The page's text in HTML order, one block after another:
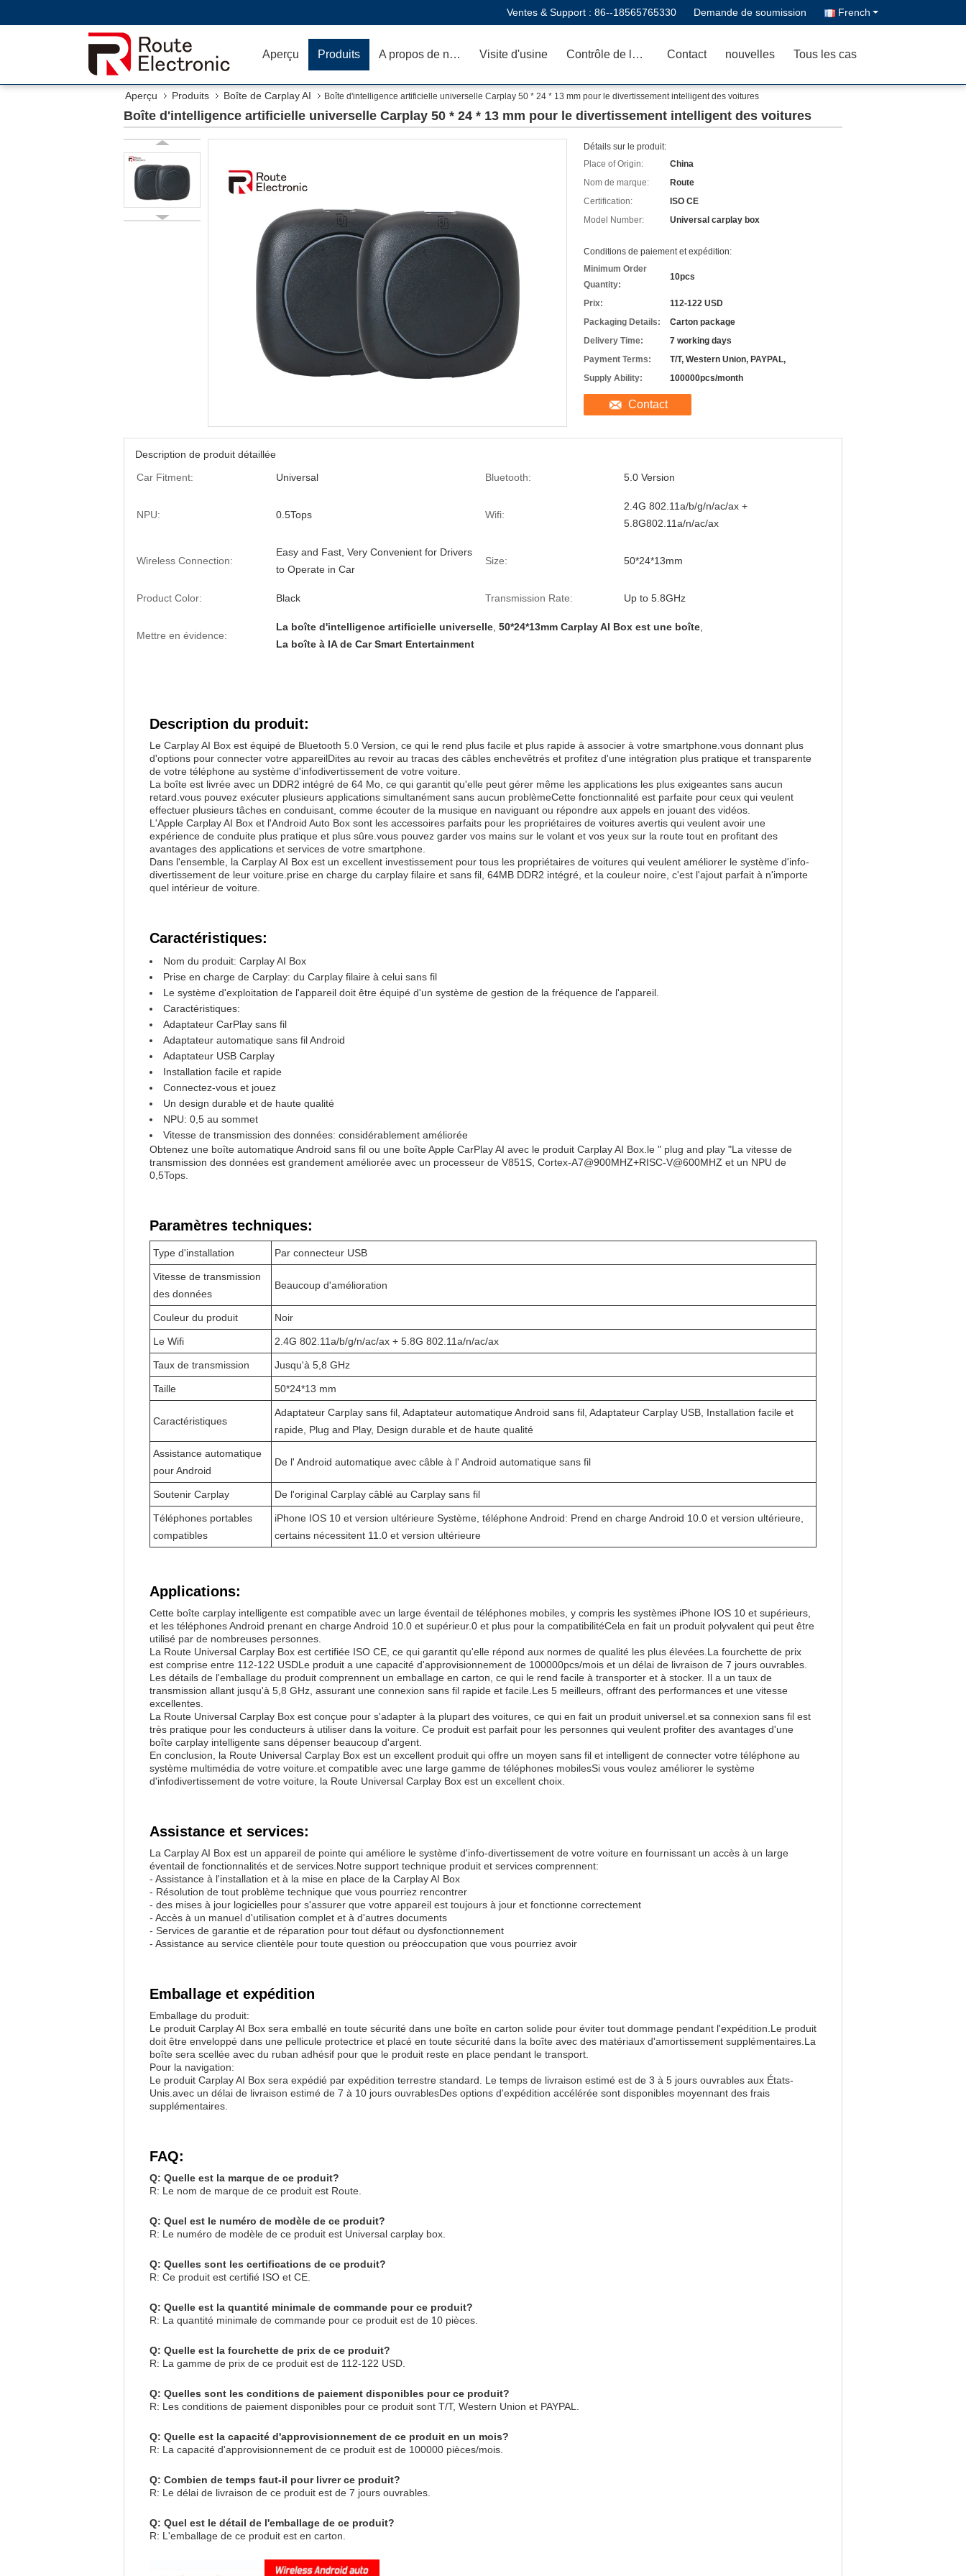
Ventes & Support : 86--18565765330 Demande de soumission French
Aperçu Produits A propos de nous Visite d'usine Contrôle de la qualité Contact nouvelles Tous les cas
Aperçu Produits Boîte de Carplay AI Boîte d'intelligence artificielle universelle Carplay 50 * 24 * 13 mm pour le divertissement intelligent des voitures
Boîte d'intelligence artificielle universelle Carplay 50 * 24 * 13 mm pour le divertissement intelligent des voitures
Détails sur le produit:
Place of Origin:
China
Nom de marque:
Route
Certification:
ISO CE
Model Number:
Universal carplay box
Conditions de paiement et expédition:
Minimum Order
Quantity:
10pcs
Prix:
112-122 USD
Packaging Details:
Carton package
Delivery Time:
7 working days
Payment Terms:
T/T, Western Union, PAYPAL,
Supply Ability:
100000pcs/month
Contact
Description de produit détaillée
Car Fitment:
Universal Bluetooth: 5.0 Version
NPU: 0.5Tops Wifi:
2.4G 802.11a/b/g/n/ac/ax +
5.8G802.11a/n/ac/ax
Wireless Connection:
Easy and Fast, Very Convenient for Drivers
to Operate in Car
Size: 50*24*13mm
Product Color: Black Transmission Rate: Up to 5.8GHz
Mettre en évidence:
La boîte d'intelligence artificielle universelle 50*24*13mm Carplay AI Box est une boîte
La boîte à IA de Car Smart Entertainment
Description du produit:
Le Carplay AI Box est équipé de Bluetooth 5.0 Version, ce qui le rend plus facile et plus rapide à associer à votre smartphone.vous donnant plus
d'options pour connecter votre appareilDites au revoir au tracas des câbles enchevêtrés et profitez d'une intégration plus pratique et transparente
de votre téléphone au système d'infodivertissement de votre voiture.
La boîte est livrée avec un DDR2 intégré de 64 Mo, ce qui garantit qu'elle peut gérer même les applications les plus exigeantes sans aucun
retard.vous pouvez exécuter plusieurs applications simultanément sans aucun problèmeCette fonctionnalité est parfaite pour ceux qui veulent
effectuer plusieurs tâches en conduisant, comme écouter de la musique en naviguant ou répondre aux appels en jouant des vidéos.
L'Apple Carplay AI Box et l'Android Auto Box sont les accessoires parfaits pour les propriétaires de voitures avertis qui veulent avoir une
expérience de conduite plus pratique et plus sûre.vous pouvez garder vos mains sur le volant et vos yeux sur la route tout en profitant des
avantages des applications et services de votre smartphone.
Dans l'ensemble, la Carplay AI Box est un excellent investissement pour tous les propriétaires de voitures qui veulent améliorer le système d'info-
divertissement de leur voiture.prise en charge du carplay filaire et sans fil, 64MB DDR2 intégré, et la couleur noire, c'est l'ajout parfait à n'importe
quel intérieur de voiture.
Caractéristiques:
Nom du produit: Carplay AI Box
Prise en charge de Carplay: du Carplay filaire à celui sans fil
Le système d'exploitation de l'appareil doit être équipé d'un système de gestion de la fréquence de l'appareil.
Caractéristiques:
Adaptateur CarPlay sans fil
Adaptateur automatique sans fil Android
Adaptateur USB Carplay
Installation facile et rapide
Connectez-vous et jouez
Un design durable et de haute qualité
NPU: 0,5 au sommet
Vitesse de transmission des données: considérablement améliorée
Obtenez une boîte automatique Android sans fil ou une boîte Apple CarPlay AI avec le produit Carplay AI Box.le " plug and play "La vitesse de
transmission des données est grandement améliorée avec un processeur de V851S, Cortex-A7@900MHZ+RISC-V@600MHZ et un NPU de
0,5Tops.
Paramètres techniques:
Type d'installation Par connecteur USB
Vitesse de transmission
des données
Beaucoup d'amélioration
Couleur du produit Noir
Le Wifi 2.4G 802.11a/b/g/n/ac/ax + 5.8G 802.11a/n/ac/ax
Taux de transmission Jusqu'à 5,8 GHz
Taille 50*24*13 mm
Caractéristiques
Adaptateur Carplay sans fil, Adaptateur automatique Android sans fil, Adaptateur Carplay USB, Installation facile et
rapide, Plug and Play, Design durable et de haute qualité
Assistance automatique
pour Android
De l' Android automatique avec câble à l' Android automatique sans fil
Soutenir Carplay De l'original Carplay câblé au Carplay sans fil
Téléphones portables
compatibles
iPhone IOS 10 et version ultérieure Système, téléphone Android: Prend en charge Android 10.0 et version ultérieure,
certains nécessitent 11.0 et version ultérieure
Applications:
Cette boîte carplay intelligente est compatible avec un large éventail de téléphones mobiles, y compris les systèmes iPhone IOS 10 et supérieurs,
et les téléphones Android prenant en charge Android 10.0 et supérieur.0 et plus pour la compatibilitéCela en fait un produit polyvalent qui peut être
utilisé par de nombreuses personnes.
La Route Universal Carplay Box est certifiée ISO CE, ce qui garantit qu'elle répond aux normes de qualité les plus élevées.La fourchette de prix
est comprise entre 112-122 USDLe produit a une capacité d'approvisionnement de 100000pcs/mois et un délai de livraison de 7 jours ouvrables.
Les détails de l'emballage du produit comprennent un emballage en carton, ce qui le rend facile à transporter et à stocker. Il a un taux de
transmission allant jusqu'à 5,8 GHz, assurant une connexion sans fil rapide et facile.Les 5 meilleurs, offrant des performances et une vitesse
excellentes.
La Route Universal Carplay Box est conçue pour s'adapter à la plupart des voitures, ce qui en fait un produit universel.et sa connexion sans fil est
très pratique pour les conducteurs à utiliser dans la voiture. Ce produit est parfait pour les personnes qui veulent profiter des avantages d'une
boîte carplay intelligente sans dépenser beaucoup d'argent.
En conclusion, la Route Universal Carplay Box est un excellent produit qui offre un moyen sans fil et intelligent de connecter votre téléphone au
système multimédia de votre voiture.et compatible avec une large gamme de téléphones mobilesSi vous voulez améliorer le système
d'infodivertissement de votre voiture, la Route Universal Carplay Box est un excellent choix.
Assistance et services:
La Carplay AI Box est un appareil de pointe qui améliore le système d'info-divertissement de votre voiture en fournissant un accès à un large
éventail de fonctionnalités et de services.Notre support technique produit et services comprennent:
- Assistance à l'installation et à la mise en place de la Carplay AI Box
- Résolution de tout problème technique que vous pourriez rencontrer
- des mises à jour logicielles pour s'assurer que votre appareil est toujours à jour et fonctionne correctement
- Accès à un manuel d'utilisation complet et à d'autres documents
- Services de garantie et de réparation pour tout défaut ou dysfonctionnement
- Assistance au service clientèle pour toute question ou préoccupation que vous pourriez avoir
Emballage et expédition
Emballage du produit:
Le produit Carplay AI Box sera emballé en toute sécurité dans une boîte en carton solide pour éviter tout dommage pendant l'expédition.Le produit
doit être enveloppé dans une pellicule protectrice et placé en toute sécurité dans la boîte avec des matériaux d'amortissement supplémentaires.La
boîte sera scellée avec du ruban adhésif pour que le produit reste en place pendant le transport.
Pour la navigation:
Le produit Carplay AI Box sera expédié par expédition terrestre standard. Le temps de livraison estimé est de 3 à 5 jours ouvrables aux États-
Unis.avec un délai de livraison estimé de 7 à 10 jours ouvrablesDes options d'expédition accélérée sont disponibles moyennant des frais
supplémentaires.
FAQ:
Q: Quelle est la marque de ce produit?
R: Le nom de marque de ce produit est Route.
Q: Quel est le numéro de modèle de ce produit?
R: Le numéro de modèle de ce produit est Universal carplay box.
Q: Quelles sont les certifications de ce produit?
R: Ce produit est certifié ISO et CE.
Q: Quelle est la quantité minimale de commande pour ce produit?
R: La quantité minimale de commande pour ce produit est de 10 pièces.
Q: Quelle est la fourchette de prix de ce produit?
R: La gamme de prix de ce produit est de 112-122 USD.
Q: Quelles sont les conditions de paiement disponibles pour ce produit?
R: Les conditions de paiement disponibles pour ce produit sont T/T, Western Union et PAYPAL.
Q: Quelle est la capacité d'approvisionnement de ce produit en un mois?
R: La capacité d'approvisionnement de ce produit est de 100000 pièces/mois.
Q: Combien de temps faut-il pour livrer ce produit?
R: Le délai de livraison de ce produit est de 7 jours ouvrables.
Q: Quel est le détail de l'emballage de ce produit?
R: L'emballage de ce produit est en carton.